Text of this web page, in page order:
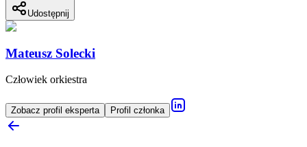
Udostępnij
Mateusz Solecki
Człowiek orkiestra
Zobacz profil eksperta Profil członka